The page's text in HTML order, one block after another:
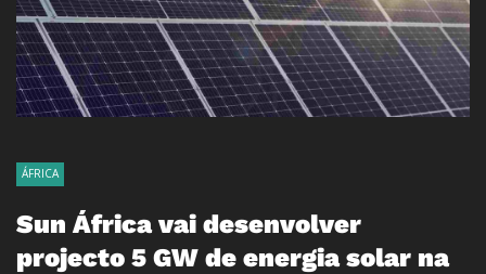
ÁFRICA
Sun África vai desenvolver
projecto 5 GW de energia solar na